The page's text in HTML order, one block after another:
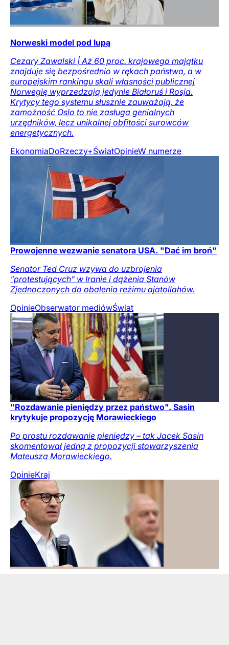
Norweski model pod lupą
Cezary Zawalski | Aż 60 proc. krajowego majątku
znajduje się bezpośrednio w rękach państwa, a w
europejskim rankingu skali własności publicznej
Norwegię wyprzedzają jedynie Białoruś i Rosja.
Krytycy tego systemu słusznie zauważają, że
zamożność Oslo to nie zasługa genialnych
urzędników, lecz unikalnej obfitości surowców
energetycznych.
EkonomiaDoRzeczy+ŚwiatOpinieW numerze
Prowojenne wezwanie senatora USA. "Dać im broń"
Senator Ted Cruz wzywa do uzbrojenia
"protestujących" w Iranie i dążenia Stanów
Zjednoczonych do obalenia reżimu ajatollahów.
OpinieObserwator mediówŚwiat
"Rozdawanie pieniędzy przez państwo". Sasin
krytykuje propozycję Morawieckiego
Po prostu rozdawanie pieniędzy – tak Jacek Sasin
skomentował jedną z propozycji stowarzyszenia
Mateusza Morawieckiego.
OpinieKraj